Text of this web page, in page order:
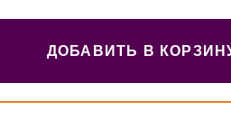
ДОБАВИТЬ В